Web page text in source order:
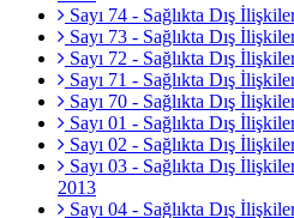
Sayı 74 - Sağlıkta Dış
Sayı 73 - Sağlıkta Dış
Sayı 72 - Sağlıkta Dış
Sayı 71 - Sağlıkta Dış
Sayı 70 - Sağlıkta Dış
Sayı 01 - Sağlıkta Dış
Sayı 02 - Sağlıkta Dış
Sayı 03 - Sağlıkta Dış
2013
Sayı 04 - Sağlıkta Dış